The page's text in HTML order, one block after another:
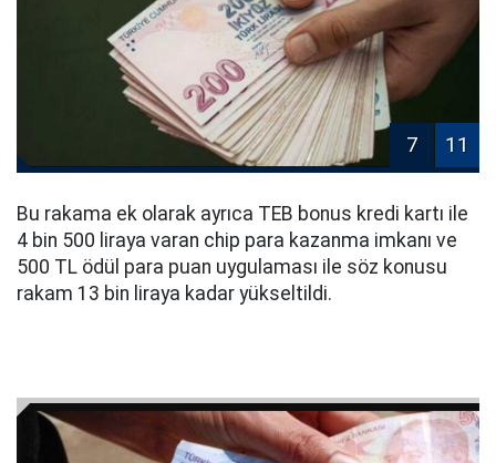
7 11
Bu rakama ek olarak ayrıca TEB bonus kredi kartı ile
4 bin 500 liraya varan chip para kazanma imkanı ve
500 TL ödül para puan uygulaması ile söz konusu
rakam 13 bin liraya kadar yükseltildi.